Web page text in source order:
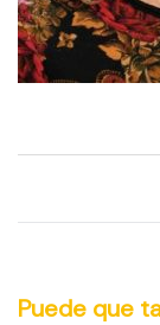
entradas
Puede que